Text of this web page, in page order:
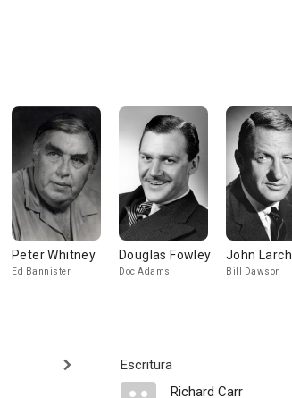
Peter Whitney
Ed Bannister
Douglas Fowley
Doc Adams
John Larch
Bill Dawson
Escritura
Richard Carr